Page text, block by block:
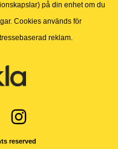
på din enhet om du
Cookies används för
reklam.
reserved